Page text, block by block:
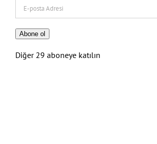
posta
Adresi
Abone ol
Diğer 29 aboneye katılın